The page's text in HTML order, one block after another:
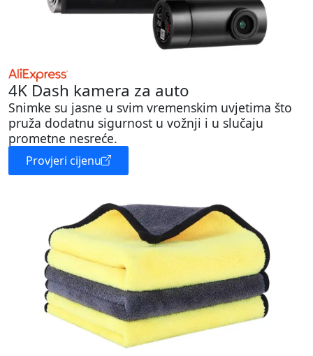
4K Dash kamera za auto
Snimke su jasne u svim vremenskim uvjetima što
pruža dodatnu sigurnost u vožnji i u slučaju
prometne nesreće.
Provjeri cijenu